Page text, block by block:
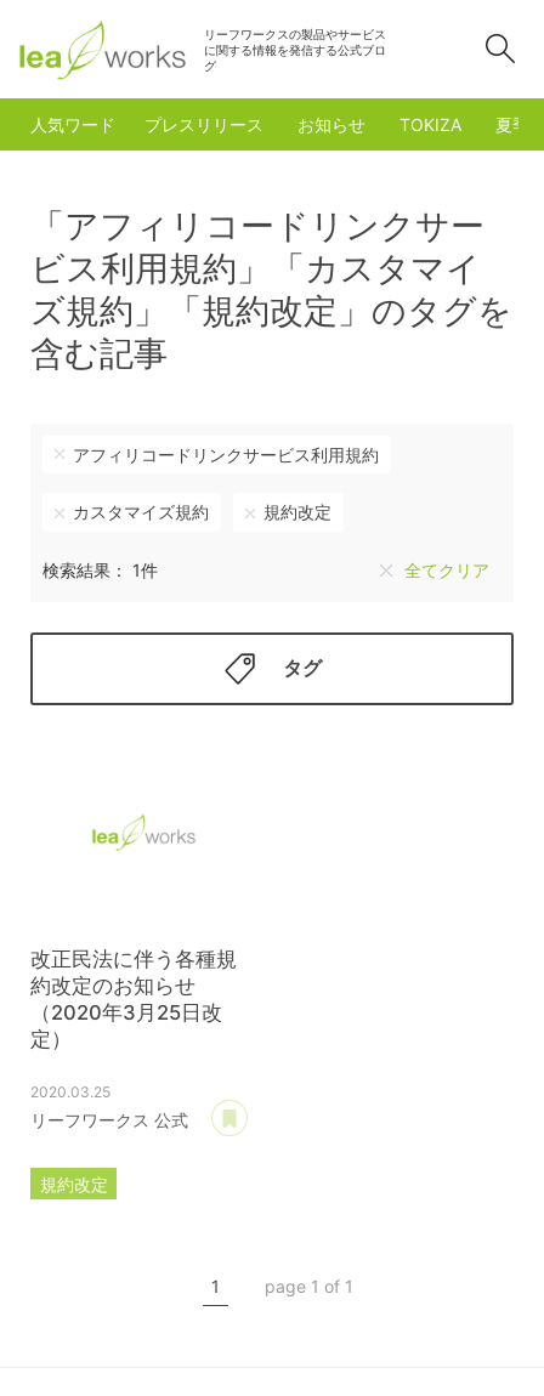
リーフワークスの製品やサービス
に関する情報を発信する公式ブロ
グ
人気ワード プレスリリース お知らせ TOKIZA 夏季
「アフィリコードリンクサー
ビス利用規約」「カスタマイ
ズ規約」「規約改定」のタグを
含む記事
アフィリコードリンクサービス利用規約
カスタマイズ規約 規約改定
検索結果： 1件 全てクリア
タグ
改正民法に伴う各種規
約改定のお知らせ
（2020年3月25日改
定）
2020.03.25
リーフワークス 公式
規約改定
1 page 1 of 1